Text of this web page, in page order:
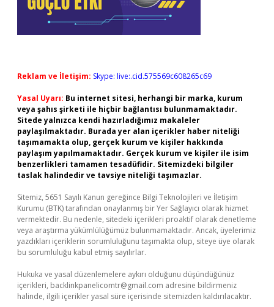
Reklam ve İletişim: Skype: live:.cid.575569c608265c69
Yasal Uyarı: Bu internet sitesi, herhangi bir marka, kurum
veya şahıs şirketi ile hiçbir bağlantısı bulunmamaktadır.
Sitede yalnızca kendi hazırladığımız makaleler
paylaşılmaktadır. Burada yer alan içerikler haber niteliği
taşımamakta olup, gerçek kurum ve kişiler hakkında
paylaşım yapılmamaktadır. Gerçek kurum ve kişiler ile isim
benzerlikleri tamamen tesadüfidir. Sitemizdeki bilgiler
taslak halindedir ve tavsiye niteliği taşımazlar.
Sitemiz, 5651 Sayılı Kanun gereğince Bilgi Teknolojileri ve İletişim
Kurumu (BTK) tarafından onaylanmış bir Yer Sağlayıcı olarak hizmet
vermektedir. Bu nedenle, sitedeki içerikleri proaktif olarak denetleme
veya araştırma yükümlülüğümüz bulunmamaktadır. Ancak, üyelerimiz
yazdıkları içeriklerin sorumluluğunu taşımakta olup, siteye üye olarak
bu sorumluluğu kabul etmiş sayılırlar.
Hukuka ve yasal düzenlemelere aykırı olduğunu düşündüğünüz
içerikleri, backlinkpanelicomtr@gmail.com adresine bildirmeniz
halinde, ilgili içerikler yasal süre içerisinde sitemizden kaldırılacaktır.